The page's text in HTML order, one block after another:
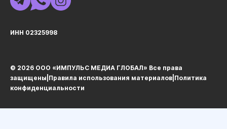
ИНН 02325998
© 2026 ООО «ИМПУЛЬС МЕДИА ГЛОБАЛ» Все права
защищеныㅤ|ㅤ Правила использования материалов Политика
конфиденциальности